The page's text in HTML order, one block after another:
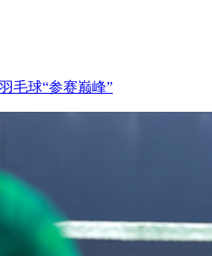
毛球“参赛巅峰”